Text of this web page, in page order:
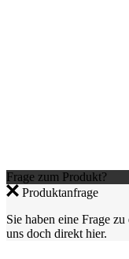
Frage zum Produkt?
Produktanfrage
Sie haben eine Frage
uns doch direkt hier.